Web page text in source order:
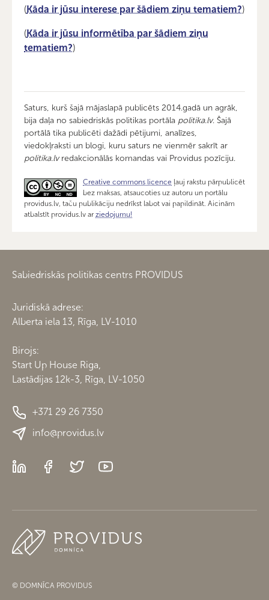
(Kāda ir jūsu interese par šādiem ziņu tematiem?)
(Kāda ir jūsu informētība par šādiem ziņu
tematiem?)
Saturs, kurš šajā mājaslapā publicēts 2014.gadā un agrāk,
bija daļa no sabiedriskās politikas portāla politika.lv. Šajā
portālā tika publicēti dažādi pētijumi, analīzes,
viedokļraksti un blogi, kuru saturs ne vienmēr sakrīt ar
politika.lvredakcionālās komandas vai Providus pozīciju.
Creative commons licence ļauj rakstu pārpublicēt
bez maksas, atsaucoties uz autoru un portālu
providus.lv, taču publikāciju nedrīkst labot vai papildināt. Aicinām
atbalstīt providus.lv ar ziedojumu!
Sabiedriskās politikas centrs PROVIDUS
Juridiskā adrese:
Alberta iela 13, Rīga, LV-1010
Birojs:
Start Up House Riga,
Lastādijas 12k-3, Rīga, LV-1050
+371 29 26 7350
info@providus.lv
© DOMNĪCA PROVIDUS